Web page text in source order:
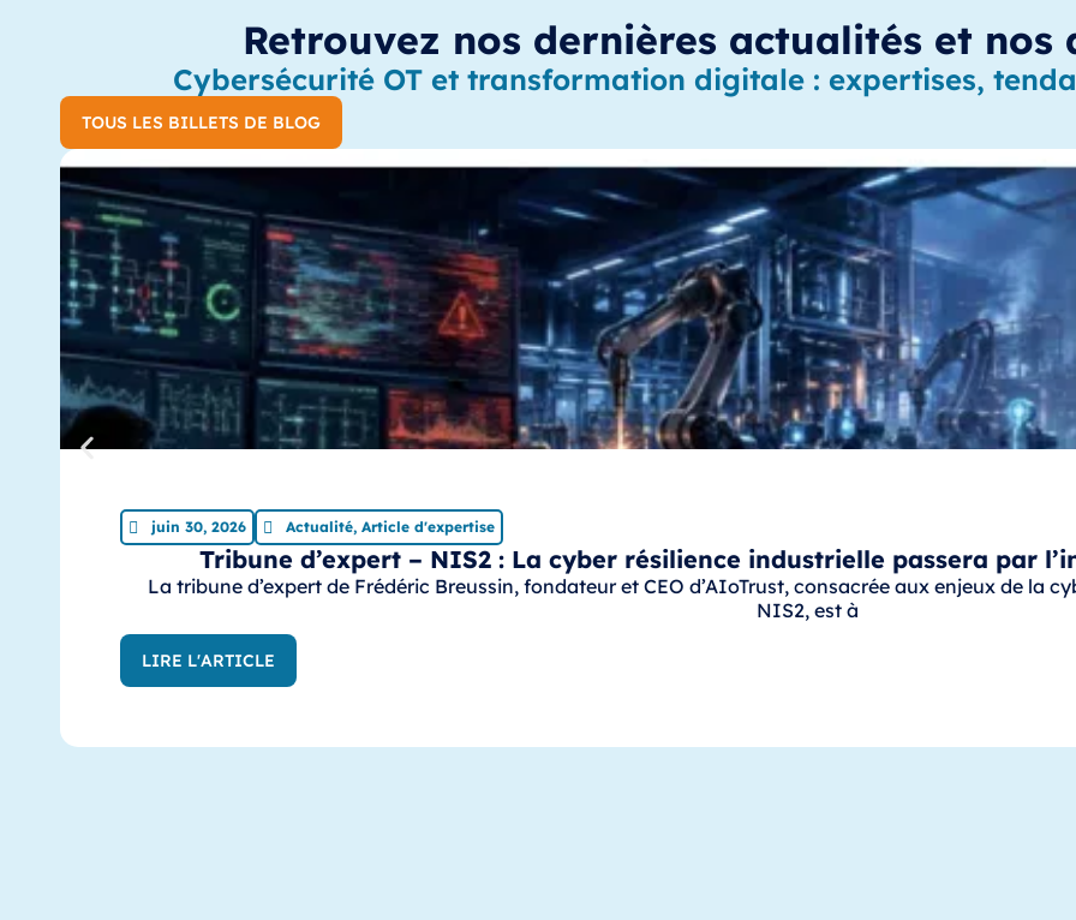
Retrouvez nos dernières actualités et
Cybersécurité OT et transformation digitale : expertises,
TOUS LES BILLETS DE BLOG
juin 30, 2026 Actualité, Article d'expertise
Tribune d’expert – NIS2 : La cyber résilience industrielle passera par
La tribune d’expert de Frédéric Breussin, fondateur et CEO d’AIoTrust, consacrée aux enjeux de la
NIS2, est à
LIRE L'ARTICLE